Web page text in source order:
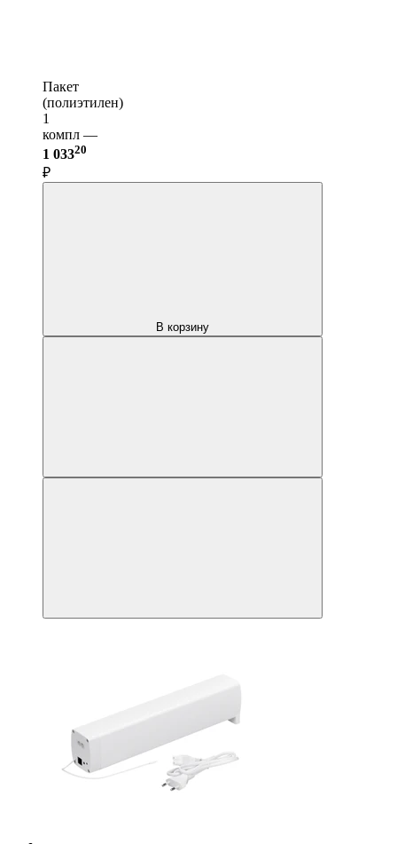
Пакет
(полиэтилен)
1
компл —
1 03320
₽
В корзину